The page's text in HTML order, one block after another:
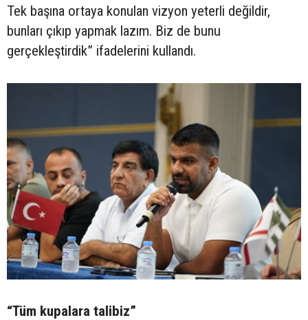
Tek başına ortaya konulan vizyon yeterli değildir,
bunları çıkıp yapmak lazım. Biz de bunu
gerçekleştirdik” ifadelerini kullandı.
“Tüm kupalara talibiz”